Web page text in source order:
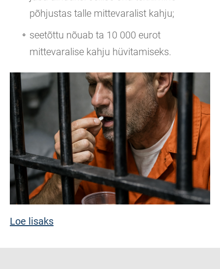
põhjustas talle mittevaralist kahju;
seetõttu nõuab ta 10 000 eurot
mittevaralise kahju hüvitamiseks.
Loe lisaks